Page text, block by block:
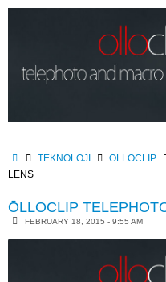
Skip
HOMETEKNOLOJI OLLOCLIP
LENS
ŌLLOCLIP
FEBRUARY 18, 2015 - 9:55 AM